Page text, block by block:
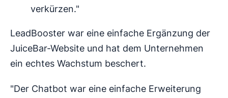
verkürzen."
LeadBooster war eine einfache Ergänzung der
JuiceBar-Website und hat dem Unternehmen
ein echtes Wachstum beschert.
"Der Chatbot war eine einfache Erweiterung